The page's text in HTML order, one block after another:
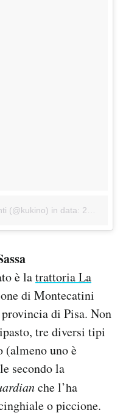
(@kukino) in data: 29 Gen 2017 alle ore 04:06 PST
è latrattoria La
di Montecatini
di Pisa. Non
tre diversi tipi
(almeno uno è
secondo la
che l’ha
o piccione.